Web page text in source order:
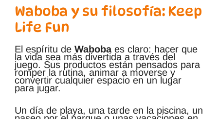
Waboba y su filosofía: Keep
Life Fun
El espíritu de Wabobaes claro: hacer que
la vida sea más divertida a través del
juego. Sus productos están pensados para
romper la rutina, animar a moverse y
convertir cualquier espacio en un lugar
para jugar.
Un día de playa, una tarde en la piscina, un